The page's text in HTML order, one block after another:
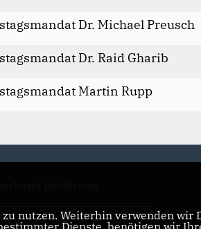
Dr. Michael Preusch
Dr. Raid Gharib
Martin Rupp
nutzen. Weiterhin verwenden
Dienste, benötigen wir